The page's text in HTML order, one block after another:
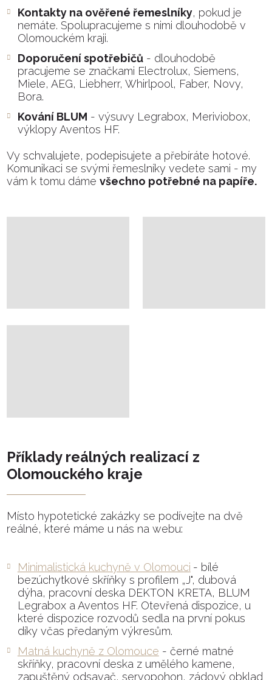
Kontakty na ověřené řemeslníky, pokud je
nemáte. Spolupracujeme s nimi dlouhodobě v
Olomouckém kraji.
Doporučení spotřebičů- dlouhodobě
pracujeme se značkami Electrolux, Siemens,
Miele, AEG, Liebherr, Whirlpool, Faber, Novy,
Bora.
Kování BLUM - výsuvy Legrabox, Meriviobox,
výklopy Aventos HF.
Vy schvalujete, podepisujete a přebíráte hotové.
Komunikaci se svými řemeslníky vedete sami - my
vám k tomu dáme všechno potřebné na papíře.
Příklady reálných realizací z
Olomouckého kraje
Místo hypotetické zakázky se podívejte na dvě
reálné, které máme u nás na webu:
Minimalistická kuchyně v Olomouci - bílé
bezúchytkové skříňky s profilem „J", dubová
dýha, pracovní deska DEKTON KRETA, BLUM
Legrabox a Aventos HF. Otevřená dispozice, u
které dispozice rozvodů sedla na první pokus
díky včas předaným výkresům.
Matná kuchyně z Olomouce - černé matné
skříňky, pracovní deska z umělého kamene,
zapuštěný odsavač, servopohon, zádový obklad